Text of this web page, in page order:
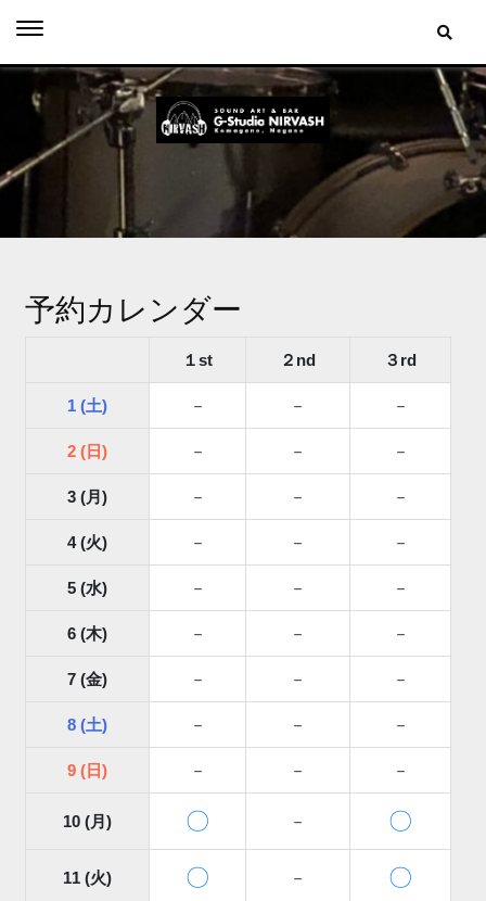
予約カレンダー
１st ２nd ３rd
1 (土) － － －
2 (日) － － －
3 (月) － － －
4 (火) － － －
5 (水) － － －
6 (木) － － －
7 (金) － － －
8 (土) － － －
9 (日) － － －
10 (月) 〇 － 〇
11 (火) 〇 － 〇